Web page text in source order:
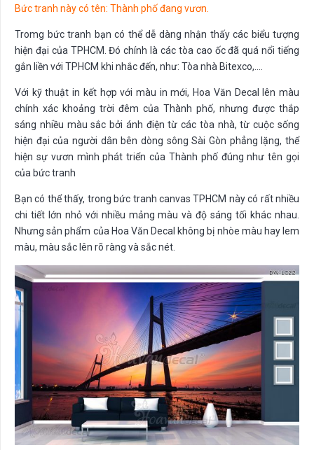
Bức tranh này có tên: Thành phố đang vươn.
Tromg bức tranh bạn có thể dễ dàng nhận thấy các biểu tượng
hiện đại của TPHCM. Đó chính là các tòa cao ốc đã quá nổi tiếng
gắn liền với TPHCM khi nhắc đến, như: Tòa nhà Bitexco,….
Với kỹ thuật in kết hợp với màu in mới, Hoa Văn Decal lên màu
chính xác khoảng trời đêm của Thành phố, nhưng được thắp
sáng nhiều màu sắc bởi ánh điện từ các tòa nhà, từ cuộc sống
hiện đại của người dân bên dòng sông Sài Gòn phẳng lặng, thể
hiện sự vươn mình phát triển của Thành phố đúng như tên gọi
của bức tranh
Bạn có thể thấy, trong bức tranh canvas TPHCM này có rất nhiều
chi tiết lớn nhỏ với nhiều mảng màu và độ sáng tối khác nhau.
Nhưng sản phẩm của Hoa Văn Decal không bị nhòe màu hay lem
màu, màu sắc lên rõ ràng và sắc nét.